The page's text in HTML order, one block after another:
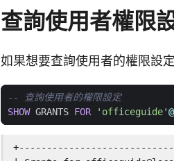
查詢使用者權限
如果想要查詢使用者的權限設
SHOW GRANTS FOR 'officeguide'@